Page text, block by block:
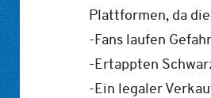
Plattformen, da
-Fans laufen
-Ertappten
-Ein legaler